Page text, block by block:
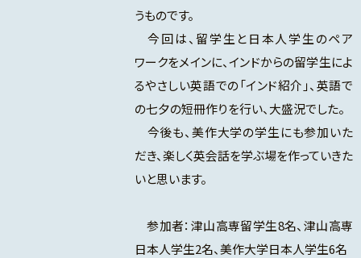
うものです。
今回は、留学生と日本人学生のペア
ワークをメインに、インドからの留学生によ
るやさしい英語での「インド紹介」、英語で
の七夕の短冊作りを行い、大盛況でした。
今後も、美作大学の学生にも参加いた
だき、楽しく英会話を学ぶ場を作っていきた
いと思います。
参加者：津山高専留学生8名、津山高専
日本人学生2名、美作大学日本人学生6名